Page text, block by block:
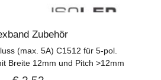
Zubehör
(max. 5A) C1512 für 5-pol.
Breite 12mm und Pitch >12mm